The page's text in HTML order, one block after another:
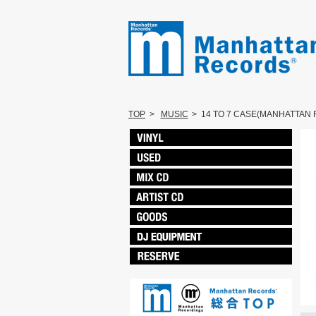
TOP > MUSIC > 14 TO 7 CASE(MANHATTAN